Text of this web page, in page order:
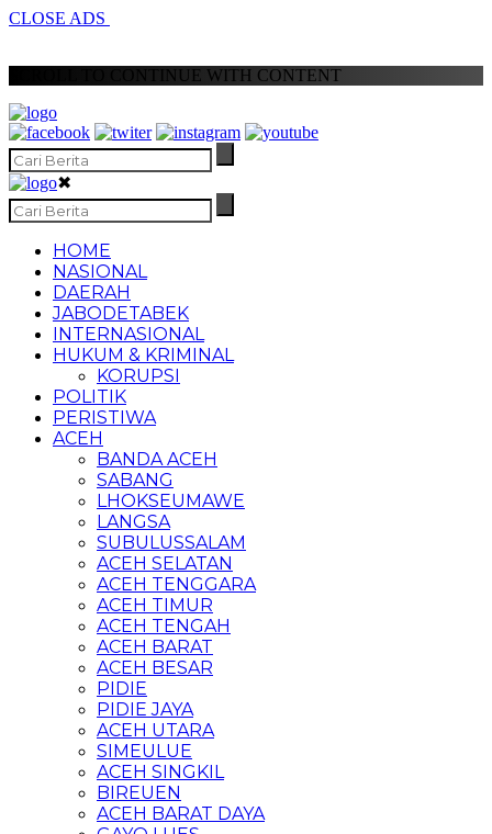
CLOSE ADS
SCROLL TO CONTINUE WITH CONTENT
✖
HOME
NASIONAL
DAERAH
JABODETABEK
INTERNASIONAL
HUKUM & KRIMINAL
KORUPSI
POLITIK
PERISTIWA
ACEH
BANDA ACEH
SABANG
LHOKSEUMAWE
LANGSA
SUBULUSSALAM
ACEH SELATAN
ACEH TENGGARA
ACEH TIMUR
ACEH TENGAH
ACEH BARAT
ACEH BESAR
PIDIE
PIDIE JAYA
ACEH UTARA
SIMEULUE
ACEH SINGKIL
BIREUEN
ACEH BARAT DAYA